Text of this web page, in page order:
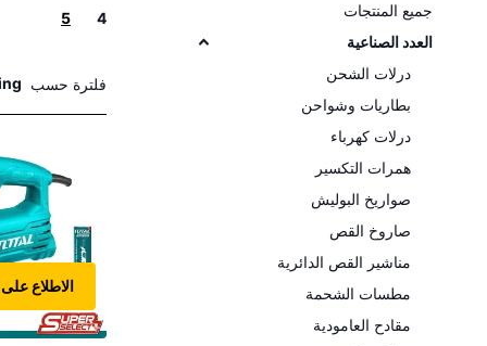
4
5
فلترة حسب
الاطلاع على
جميع المنتجات
العدد الصناعية
درلات الشحن
بطاريات وشواحن
درلات كهرباء
همرات التكسير
صواريخ البوليش
صاروخ القص
مناشير القص الدائرية
مطسات الشحمة
مقادح العامودية